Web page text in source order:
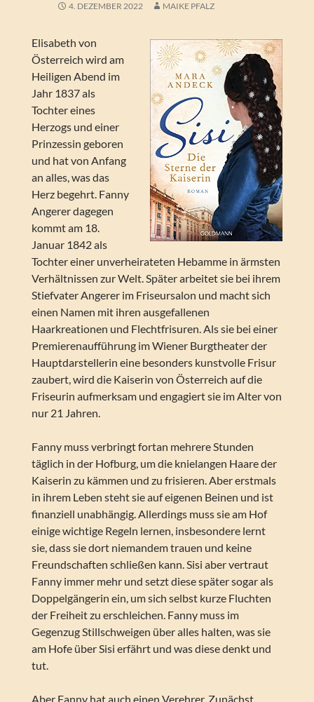
4. DEZEMBER 2022 MAIKE PFALZ
Elisabeth von
Österreich wird am
Heiligen Abend im
Jahr 1837 als
Tochter eines
Herzogs und einer
Prinzessin geboren
und hat von Anfang
an alles, was das
Herz begehrt. Fanny
Angerer dagegen
kommt am 18.
Januar 1842 als
Tochter einer unverheirateten Hebamme in ärmsten
Verhältnissen zur Welt. Später arbeitet sie bei ihrem
Stiefvater Angerer im Friseursalon und macht sich
einen Namen mit ihren ausgefallenen
Haarkreationen und Flechtfrisuren. Als sie bei einer
Premierenaufführung im Wiener Burgtheater der
Hauptdarstellerin eine besonders kunstvolle Frisur
zaubert, wird die Kaiserin von Österreich auf die
Friseurin aufmerksam und engagiert sie im Alter von
nur 21 Jahren.
Fanny muss verbringt fortan mehrere Stunden
täglich in der Hofburg, um die knielangen Haare der
Kaiserin zu kämmen und zu frisieren. Aber erstmals
in ihrem Leben steht sie auf eigenen Beinen und ist
finanziell unabhängig. Allerdings muss sie am Hof
einige wichtige Regeln lernen, insbesondere lernt
sie, dass sie dort niemandem trauen und keine
Freundschaften schließen kann. Sisi aber vertraut
Fanny immer mehr und setzt diese später sogar als
Doppelgängerin ein, um sich selbst kurze Fluchten
der Freiheit zu erschleichen. Fanny muss im
Gegenzug Stillschweigen über alles halten, was sie
am Hofe über Sisi erfährt und was diese denkt und
tut.
Aber Fanny hat auch einen Verehrer. Zunächst